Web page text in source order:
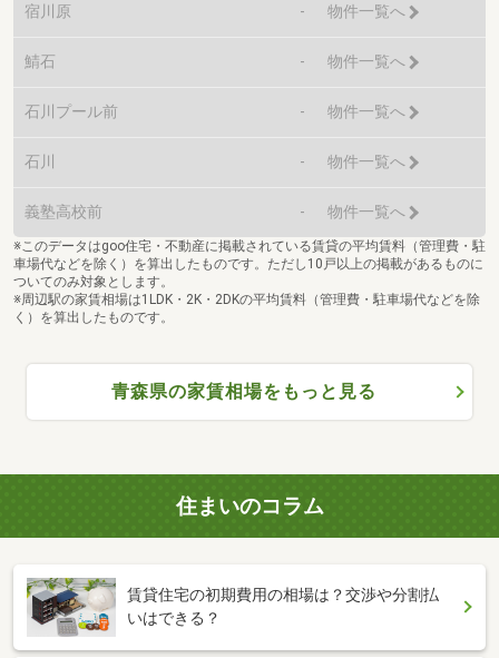
宿川原 - 物件一覧へ
鯖石 - 物件一覧へ
石川プール前 - 物件一覧へ
石川 - 物件一覧へ
義塾高校前 - 物件一覧へ
※このデータはgoo住宅・不動産に掲載されている賃貸の平均賃料（管理費・駐
車場代などを除く）を算出したものです。ただし10戸以上の掲載があるものに
ついてのみ対象とします。
※周辺駅の家賃相場は1LDK・2K・2DKの平均賃料（管理費・駐車場代などを除
く）を算出したものです。
青森県の家賃相場をもっと見る
住まいのコラム
賃貸住宅の初期費用の相場は？交渉や分割払
いはできる？